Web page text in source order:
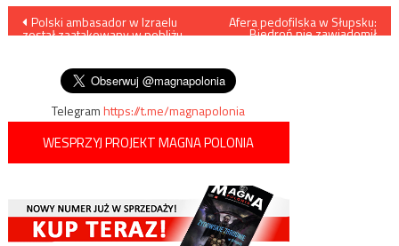
Nawigacja
Polski ambasador w Izraelu
został zaatakowany w pobliżu
Afera pedofilska w Słupsku:
„Biedroń nie zawiadomił
Telegramhttps://t.me/magnapolonia
WESPRZYJ PROJEKT MAGNA POLONIA